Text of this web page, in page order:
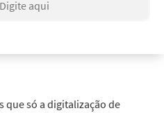
que só a digitalização de